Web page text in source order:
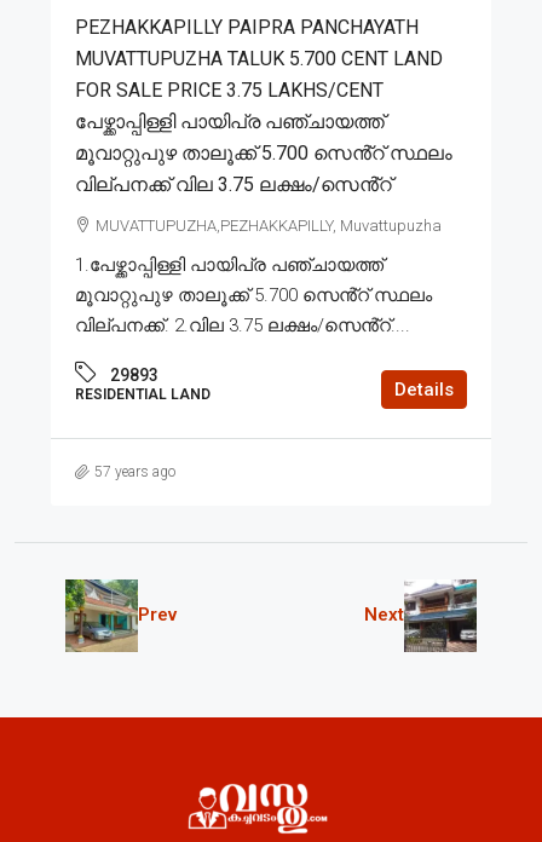
PEZHAKKAPILLY PAIPRA PANCHAYATH
MUVATTUPUZHA TALUK 5.700 CENT LAND
FOR SALE PRICE 3.75 LAKHS/CENT
പേഴ്ക്കാപ്പിള്ളി പായിപ്ര പഞ്ചായത്ത്
മൂവാറ്റുപുഴ താലൂക്ക് 5.700 സെൻ്റ് സ്ഥലം
വില്പനക്ക് വില 3.75 ലക്ഷം/സെൻ്റ്
MUVATTUPUZHA,PEZHAKKAPILLY, Muvattupuzha
1.പേഴ്ക്കാപ്പിള്ളി പായിപ്ര പഞ്ചായത്ത്
മൂവാറ്റുപുഴ താലൂക്ക് 5.700 സെൻ്റ് സ്ഥലം
വില്പനക്ക്. 2.വില 3.75 ലക്ഷം/സെൻ്റ്....
29893
RESIDENTIAL LAND Details
57 years ago
Prev Next